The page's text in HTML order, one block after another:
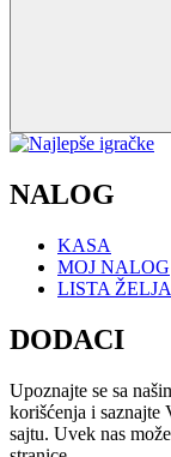
NALOG
KASA
MOJ NALOG
LISTA ŽELJA
DODACI
Upoznajte se sa
korišćenja i saznajte
sajtu. Uvek nas